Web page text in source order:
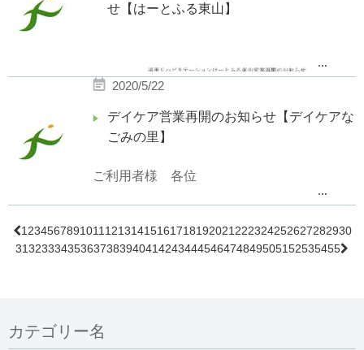
----------------------------------------------------------------
-------------------------------
-------------------------------
せ【はーとふる東山】
...
2020/5/22
デイケア営業再開のお知らせ【デイケアな
ごみの里】
ご利用者様 各位
平素は格別のご高配を賜り、厚く御礼申し上
げます。
...
1 234567891011 12131415161718192021 222324252627282930
31323334353637383940414243444546474849505152535455
カテゴリー名